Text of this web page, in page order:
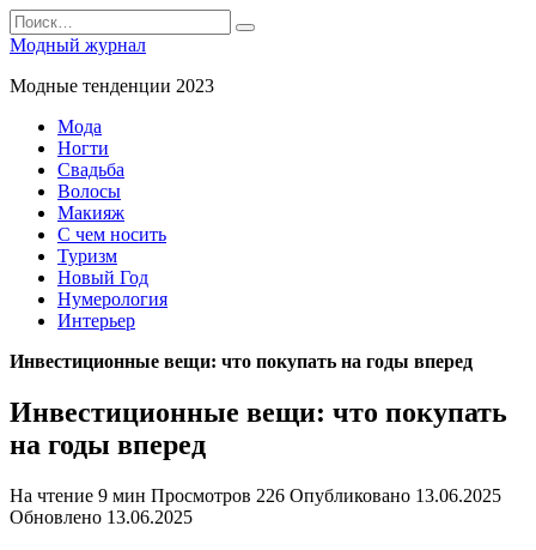
Перейти
к
содержанию
Search
for:
Модный журнал
Модные тенденции 2023
Мода
Ногти
Свадьба
Волосы
Макияж
С чем носить
Туризм
Новый Год
Нумерология
Интерьер
Инвестиционные вещи: что покупать на годы вперед
Инвестиционные вещи: что покупать
на годы вперед
На чтение 9 мин Просмотров 226 Опубликовано 13.06.2025
Обновлено 13.06.2025